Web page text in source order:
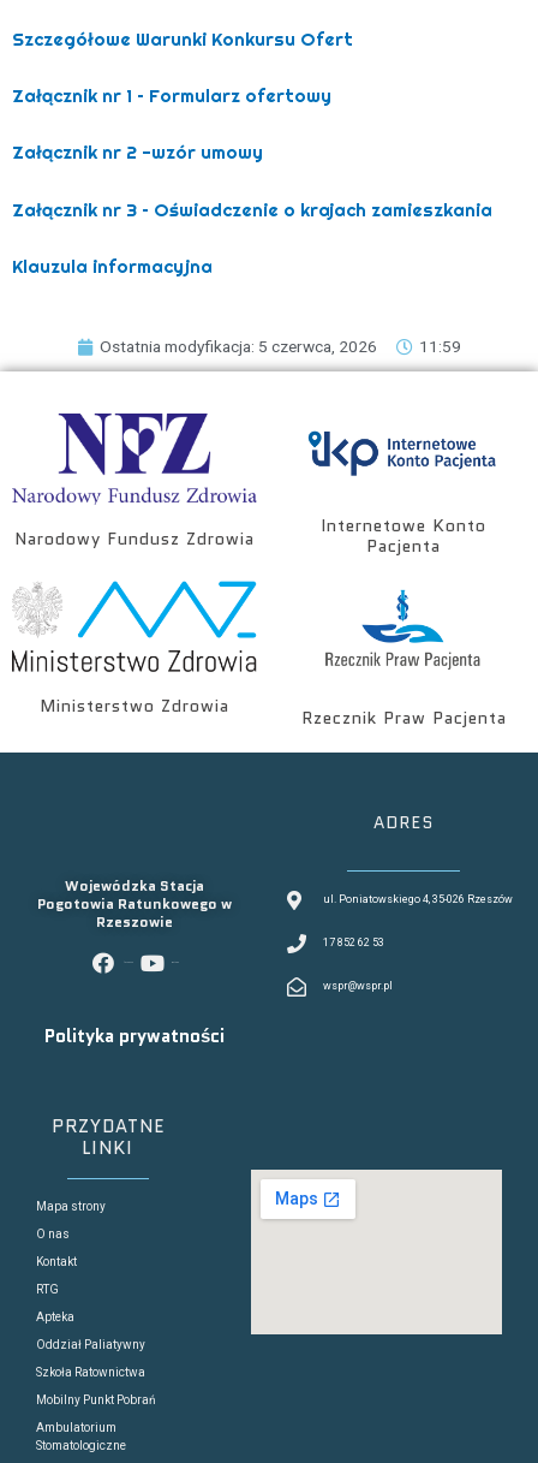
Szczegółowe Warunki Konkursu Ofert
Załącznik nr 1 – Formularz ofertowy
Załącznik nr 2 -wzór umowy
Załącznik nr 3 – Oświadczenie o krajach zamieszkania
Klauzula informacyjna
Ostatnia modyfikacja: 5 czerwca, 2026 11:59
Narodowy Fundusz Zdrowia
Internetowe Konto
Pacjenta
Ministerstwo Zdrowia
Rzecznik Praw Pacjenta
Wojewódzka Stacja
Pogotowia Ratunkowego w
Rzeszowie
Polityka prywatności
ADRES
ul. Poniatowskiego 4, 35-026 Rzeszów
17 852 62 53
wspr@wspr.pl
PRZYDATNE
LINKI
Mapa strony
O nas
Kontakt
RTG
Apteka
Oddział Paliatywny
Szkoła Ratownictwa
Mobilny Punkt Pobrań
Ambulatorium
Stomatologiczne